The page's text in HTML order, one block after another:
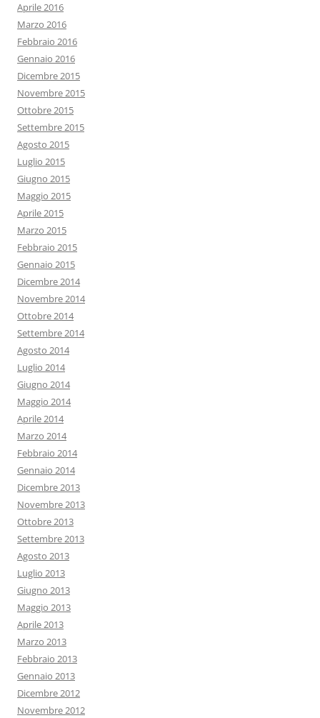
Aprile 2016
Marzo 2016
Febbraio 2016
Gennaio 2016
Dicembre 2015
Novembre 2015
Ottobre 2015
Settembre 2015
Agosto 2015
Luglio 2015
Giugno 2015
Maggio 2015
Aprile 2015
Marzo 2015
Febbraio 2015
Gennaio 2015
Dicembre 2014
Novembre 2014
Ottobre 2014
Settembre 2014
Agosto 2014
Luglio 2014
Giugno 2014
Maggio 2014
Aprile 2014
Marzo 2014
Febbraio 2014
Gennaio 2014
Dicembre 2013
Novembre 2013
Ottobre 2013
Settembre 2013
Agosto 2013
Luglio 2013
Giugno 2013
Maggio 2013
Aprile 2013
Marzo 2013
Febbraio 2013
Gennaio 2013
Dicembre 2012
Novembre 2012